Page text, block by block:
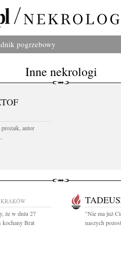
pogrzebowy
Inne nekrologi
autor
KRAKÓW
że w dniu 27
kochany Brat
"Nie ma już
naszych